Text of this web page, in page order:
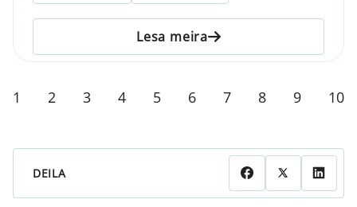
Lesa meira
1 2 3 4 5 6 7 8 9 10
DEILA